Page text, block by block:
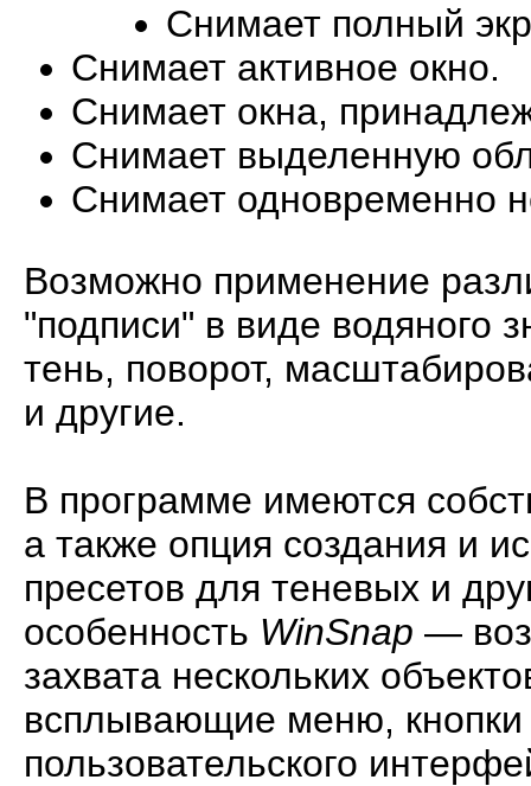
Снимает полный
Снимает активное окно.
Снимает окна,
Снимает выделенную
Снимает одновременно
Возможно применение
"подписи" в виде водяного
тень, поворот,
и другие.
В программе имеются
а также опция создания и
пресетов для теневых и
особенность WinSnap —
захвата нескольких
всплывающие меню, кнопки
пользовательского